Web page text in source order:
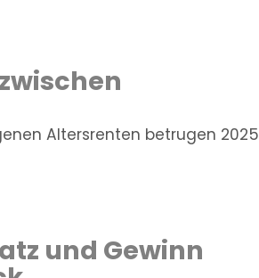
Altersrenten betrugen 2025
und Gewinn